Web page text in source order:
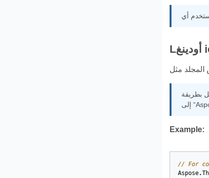
Example:
// For
Aspose.